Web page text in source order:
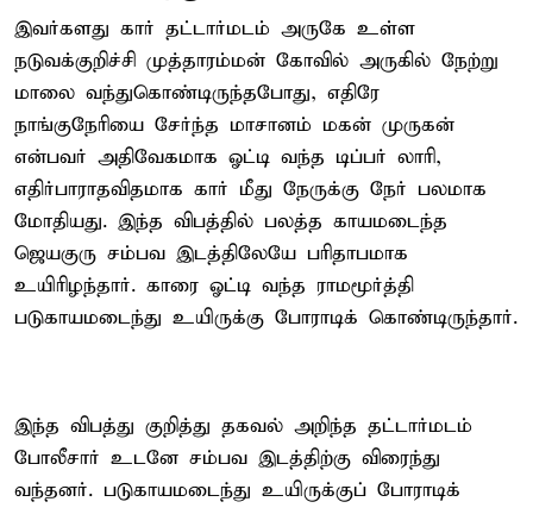
இவர்களது கார் தட்டார்மடம் அருகே உள்ள
நடுவக்குறிச்சி முத்தாரம்மன் கோவில் அருகில் நேற்று
மாலை வந்துகொண்டிருந்தபோது, எதிரே
நாங்குநேரியை சேர்ந்த மாசானம் மகன் முருகன்
என்பவர் அதிவேகமாக ஓட்டி வந்த டிப்பர் லாரி,
எதிர்பாராதவிதமாக கார் மீது நேருக்கு நேர் பலமாக
மோதியது. இந்த விபத்தில் பலத்த காயமடைந்த
ஜெயகுரு சம்பவ இடத்திலேயே பரிதாபமாக
உயிரிழந்தார். காரை ஓட்டி வந்த ராமமூர்த்தி
படுகாயமடைந்து உயிருக்கு போராடிக் கொண்டிருந்தார்.
இந்த விபத்து குறித்து தகவல் அறிந்த தட்டார்மடம்
போலீசார் உடனே சம்பவ இடத்திற்கு விரைந்து
வந்தனர். படுகாயமடைந்து உயிருக்குப் போராடிக்